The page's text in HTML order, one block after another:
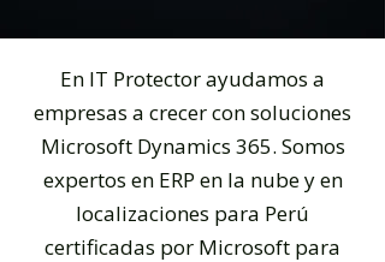
En IT Protector ayudamos a
empresas a crecer con soluciones
Microsoft Dynamics 365. Somos
expertos en ERP en la nube y en
localizaciones para Perú
certificadas por Microsoft para